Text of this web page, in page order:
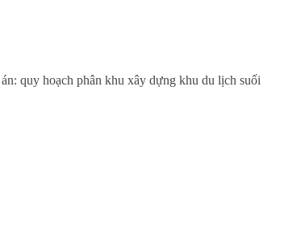
quy hoạch phân khu xây dựng khu du lịch suối